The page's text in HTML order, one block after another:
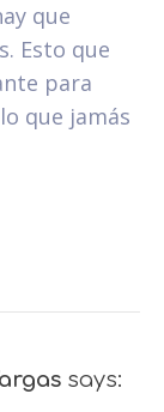
que
Esto que
para
que jamás
says: